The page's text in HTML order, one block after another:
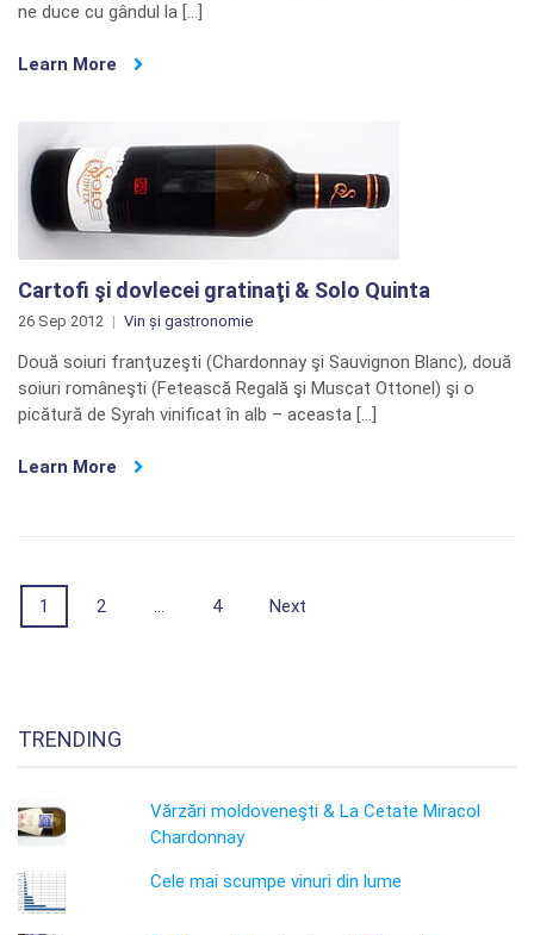
ne duce cu gândul la […]
Learn More
Cartofi şi dovlecei gratinaţi & Solo Quinta
26 Sep 2012 Vin și gastronomie
Două soiuri franţuzeşti (Chardonnay şi Sauvignon Blanc), două
soiuri româneşti (Fetească Regală şi Muscat Ottonel) şi o
picătură de Syrah vinificat în alb – aceasta […]
Learn More
Posts
navigation
1 2 … 4 Next
TRENDING
Vărzări moldoveneşti & La Cetate Miracol
Chardonnay
Cele mai scumpe vinuri din lume